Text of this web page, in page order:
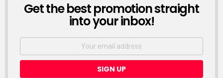
NEWSLETTER
Get the best promotion straight
into your inbox!
Email